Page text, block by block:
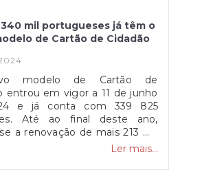
mil portugueses já têm o
de Cartão de Cidadão
modelo de Cartão de
entrou em vigor a 11 de junho
e já conta com 339 825
Até ao final deste ano,
a renovação de mais 213 mil
por fim do prazo de
renovada, inspirada em
Ler mais...